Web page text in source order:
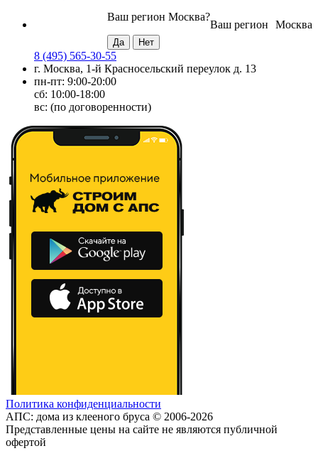
Москва
Ваш регион
Ваш регион Москва?
8 (495) 565-30-55
г. Москва, 1-й Красносельский переулок д. 13
пн-пт: 9:00-20:00
сб: 10:00-18:00
вс: (по договоренности)
Политика конфиденциальности
АПС: дома из клееного бруса © 2006-2026
Представленные цены на сайте не являются публичной
офертой